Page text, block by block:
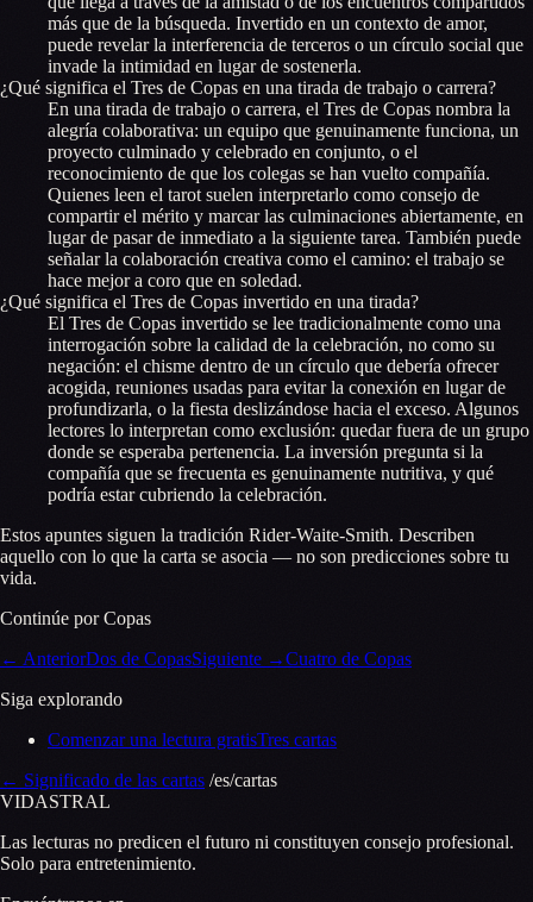
más que de la búsqueda. Invertido en un contexto de amor,
puede revelar la interferencia de terceros o un círculo social que
invade la intimidad en lugar de sostenerla.
¿Qué significa el Tres de Copas en una tirada de trabajo o carrera?
En una tirada de trabajo o carrera, el Tres de Copas nombra la
alegría colaborativa: un equipo que genuinamente funciona, un
proyecto culminado y celebrado en conjunto, o el
reconocimiento de que los colegas se han vuelto compañía.
Quienes leen el tarot suelen interpretarlo como consejo de
compartir el mérito y marcar las culminaciones abiertamente, en
lugar de pasar de inmediato a la siguiente tarea. También puede
señalar la colaboración creativa como el camino: el trabajo se
hace mejor a coro que en soledad.
¿Qué significa el Tres de Copas invertido en una tirada?
El Tres de Copas invertido se lee tradicionalmente como una
interrogación sobre la calidad de la celebración, no como su
negación: el chisme dentro de un círculo que debería ofrecer
acogida, reuniones usadas para evitar la conexión en lugar de
profundizarla, o la fiesta deslizándose hacia el exceso. Algunos
lectores lo interpretan como exclusión: quedar fuera de un grupo
donde se esperaba pertenencia. La inversión pregunta si la
compañía que se frecuenta es genuinamente nutritiva, y qué
podría estar cubriendo la celebración.
Estos apuntes siguen la tradición Rider-Waite-Smith. Describen
aquello con lo que la carta se asocia — no son predicciones sobre tu
vida.
Continúe por Copas
← AnteriorDos de CopasSiguiente →Cuatro de Copas
Siga explorando
Comenzar una lectura gratisTres cartas
← Significado de las cartas /es/cartas
VIDASTRAL
Las lecturas no predicen el futuro ni constituyen consejo profesional.
Solo para entretenimiento.